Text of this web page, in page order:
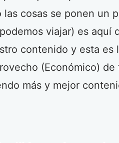
cosas se ponen un
viajar) es aquí
contenido y esta es
(Económico)
más y mejor